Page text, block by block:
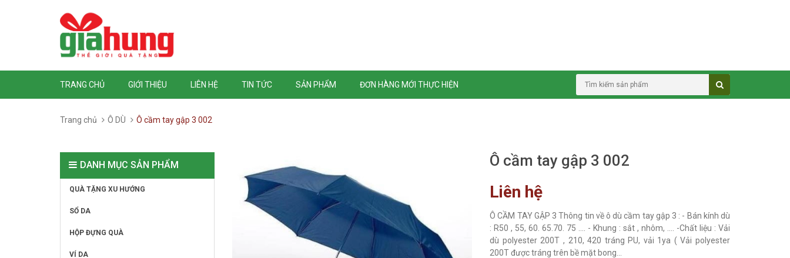
TRANG CHỦ GIỚI THIỆU LIÊN HỆ TIN TỨC SẢN PHẨM ĐƠN HÀNG MỚI THỰC HIỆN
Trang chủ Ô DÙ Ô cầm tay gập 3 002
Ô cầm tay gập 3 002
Liên hệ
Ô CẦM TAY GẬP 3 Thông tin về ô dù cầm tay gập 3 : - Bán kính dù
: R50 , 55, 60. 65.70. 75 .... - Khung : sắt , nhôm, .... -Chất liệu : Vải
dù polyester 200T , 210, 420 tráng PU, vải 1ya ( Vải polyester
200T được tráng trên bề mặt bong...
DANH MỤC SẢN PHẨM
QUÀ TẶNG XU HƯỚNG
SỔ DA
HỘP ĐỰNG QUÀ
VÍ DA